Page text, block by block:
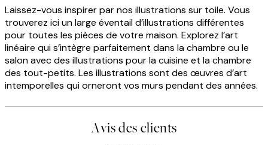
Laissez-vous inspirer par nos illustrations sur toile. Vous
trouverez ici un large éventail d’illustrations différentes
pour toutes les pièces de votre maison. Explorez l’art
linéaire qui s’intègre parfaitement dans la chambre ou le
salon avec des illustrations pour la cuisine et la chambre
des tout-petits. Les illustrations sont des œuvres d’art
intemporelles qui orneront vos murs pendant des années.
Avis des clients